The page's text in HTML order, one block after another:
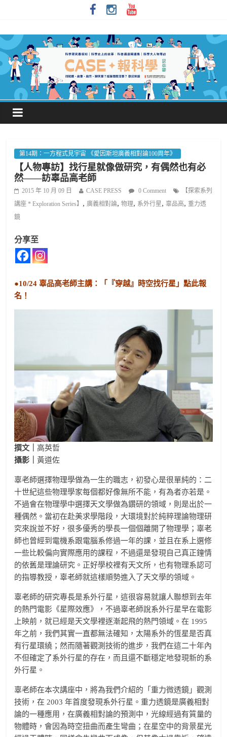
第14期：一方程式見宇宙 《愛因斯坦廣義相對論100周年》
【人物專訪】找行星就像做研究，有偶然也有必
然——訪辜品高老師
2015 年 10 月 09 日 CASE PRESS 0 Comment
【探索系列
講座 * Exploration Series】 , 廣義相對論,物理, 系外行星,辜品高,重力透
鏡
分享至
●10/24 辜品高老師主講：「『穿越』時空找行星」點此報
名！
撰文｜ 高英哲
攝影｜黃道佐
辜老師選擇物理學做為一生的職志，初發心是很單純的：二
十世紀這些物理學家每個都好像無所不能，有為者亦若是。
不過會在物理學中選擇天文學做為鑽研的領域，則是出於一
種偶然。當初在赴美求學階段，大環境對於純粹理論物理研
究來說並不好，很多優秀的學長一個個離開了物理學；辜老
師也曾經到電機系跟電腦系修過一年的課，並且在系上選修
一些比較偏向實際應用的課程，不過還是發現自己真正鐘情
的依舊是理論研究。正好學校裡有天文所，也有物理系認可
的指導教授，辜老師就這樣順勢進入了天文學的領域。
辜老師的研究專長是系外行星，這很容易就讓人聯想到去年
的熱門電影《星際效應》，不過辜老師說系外行星早在電影
上映前，就已經是天文學裡逐漸起飛的熱門領域。在 1995
年之前，我們其實一直都無法確知，太陽系外的恆星是否真
有行星環繞；然而隨著觀測技術的進步，我們在這二十年內
不但確定了系外行星的存在，而且還不斷穩定地發現新的系
外行星。
辜老師在本次講座中，將為我們介紹的「重力微透鏡」觀測
技術，在 2003 年首度發現系外行星。重力透鏡是廣義相對
論的一種應用，在廣義相對論的預測中，光線經過有質量的
物體時，會因為時空扭曲而產生彎曲；在星空中的背景星光